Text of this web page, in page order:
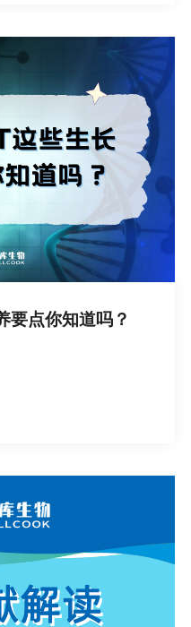
要点你知道吗？